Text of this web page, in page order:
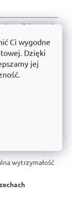
Ci wygodne
Dzięki
jej
produkt
wytrzymałość